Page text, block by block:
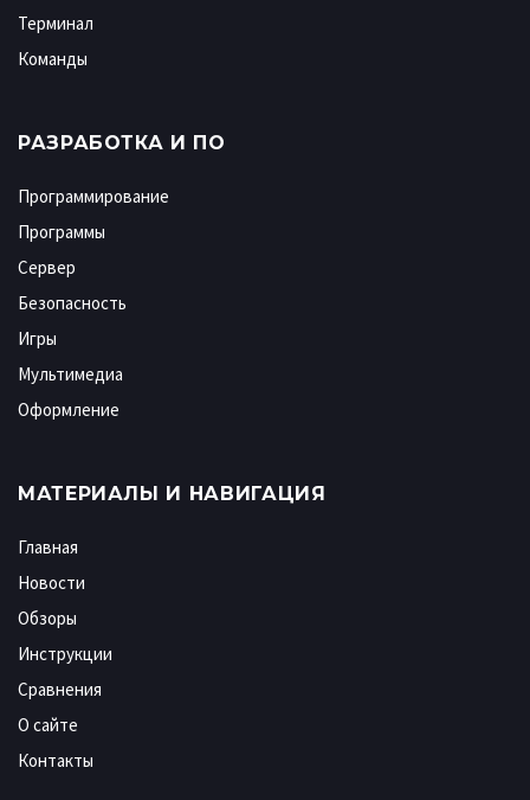
Терминал
Команды
РАЗРАБОТКА И ПО
Программирование
Программы
Сервер
Безопасность
Игры
Мультимедиа
Оформление
МАТЕРИАЛЫ И НАВИГАЦИЯ
Главная
Новости
Обзоры
Инструкции
Сравнения
О сайте
Контакты